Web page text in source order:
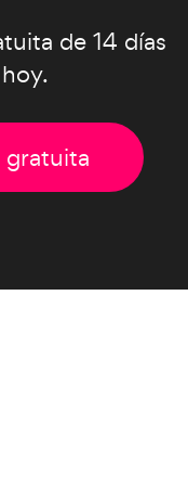
de 14 días
gratuita